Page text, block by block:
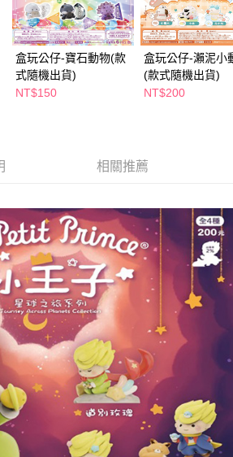
確認金額後，即可完成結帳。
收到繳費通知簡訊。
天內，點擊此簡訊中的連結，可透過四大超商／
進行付款，方視為交易完成。
下不需立刻繳費，但若您需要取消訂單，請聯絡
同意取消之訂單仍視為有效，需透過AFTEE先享
公司。
，請瀏覽以下網址：
得法定代理人或監護人之同意方可使用
經同意申辦者引起之損失，本公司不負相關責
」時，將依據個別帳號之用戶狀況，依本公司即
若仍有額度不足之情形，本公司將視審查結果
使用他人資訊註冊。若發現惡意使用之情形，
權停止該用戶之使用額度並採取法律行動。
含以上)免運費
含以上)免運費
含以上)免運費
含以上)免運費
庫統一出貨)
含以上)免運費
盒玩公仔-寶石動物(款
式隨機出貨)
NT$150
盒玩公仔-瀨泥小
(款式隨機出貨)
NT$200
相關推薦